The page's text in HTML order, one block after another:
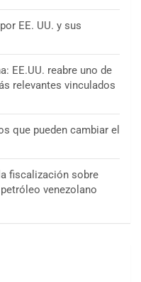
EE. UU. y sus
EE.UU. reabre uno de
relevantes vinculados
que pueden cambiar el
fiscalización sobre
venezolano